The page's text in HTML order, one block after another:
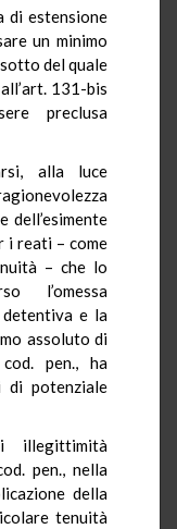
di estensione
un minimo
del quale
131-bis
preclusa
alla luce
dell’esimente
i reati – come
– che lo
l’omessa
detentiva e la
assoluto di
pen., ha
potenziale
illegittimità
pen., nella
della
tenuità